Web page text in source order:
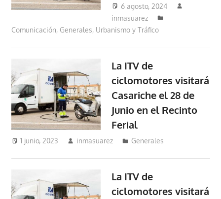
6 agosto, 2024
inmasuarez
Comunicación, Generales, Urbanismo y Tráfico
La ITV de
ciclomotores visitará
Casariche el 28 de
Junio en el Recinto
Ferial
1 junio, 2023 inmasuarez Generales
La ITV de
ciclomotores visitará